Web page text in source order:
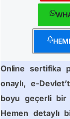
Online sertifika
onaylı, e-
boyu geçerli bir
Hemen detaylı